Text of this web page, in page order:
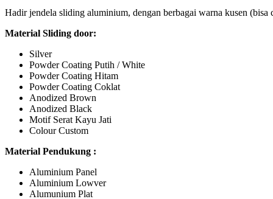
Hadir jendela sliding aluminium, dengan berbagai warna kusen (bisa
Material Sliding door:
Silver
Powder Coating Putih / White
Powder Coating Hitam
Powder Coating Coklat
Anodized Brown
Anodized Black
Motif Serat Kayu Jati
Colour Custom
Material Pendukung :
Aluminium Panel
Aluminium Lowver
Alumunium Plat